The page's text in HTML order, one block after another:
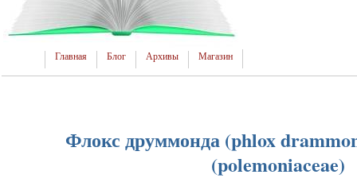
Главная Блог Архивы Магазин
Флокс друммонда (phlox
(polemoniaceae)